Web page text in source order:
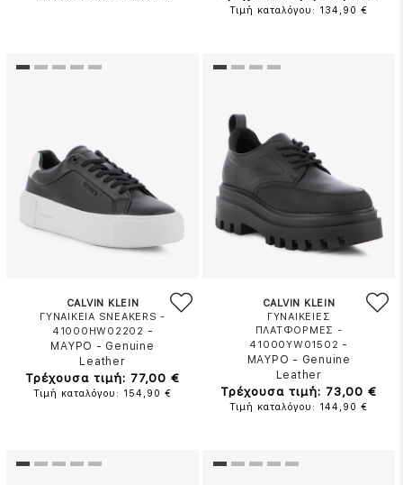
Τιμή καταλόγου: 134,90 €
CALVIN KLEIN
ΓΥΝΑΙΚΕΙΑ SNEAKERS -
41000HW02202 -
ΜΑΥΡΟ - Genuine
Leather
Τρέχουσα τιμή: 77,00 €
Τιμή καταλόγου: 154,90 €
CALVIN KLEIN
ΓΥΝΑΙΚΕΙΕΣ
ΠΛΑΤΦΟΡΜΕΣ -
41000YW01502 -
ΜΑΥΡΟ - Genuine
Leather
Τρέχουσα τιμή: 73,00 €
Τιμή καταλόγου: 144,90 €